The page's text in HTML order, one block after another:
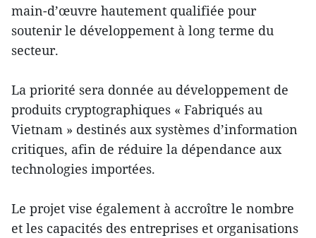
main-d’œuvre hautement qualifiée pour
soutenir le développement à long terme du
secteur.
La priorité sera donnée au développement de
produits cryptographiques « Fabriqués au
Vietnam » destinés aux systèmes d’information
critiques, afin de réduire la dépendance aux
technologies importées.
Le projet vise également à accroître le nombre
et les capacités des entreprises et organisations